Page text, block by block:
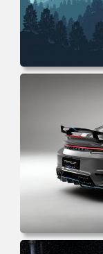
电脑壁纸 极简主
电脑壁纸 保时捷